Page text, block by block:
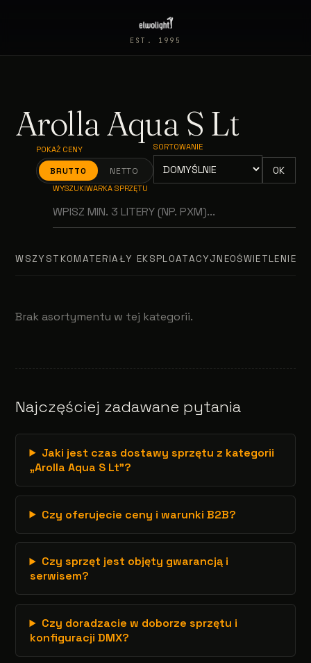
EST. 1995
Arolla Aqua S Lt
POKAŻ CENY
BRUTTO NETTO
SORTOWANIE
OK
WYSZUKIWARKA SPRZĘTU
WSZYSTKOMATERIAŁY EKSPLOATACYJNEOŚWIETLENIE
Brak asortymentu w tej kategorii.
Najczęściej zadawane pytania
Jaki jest czas dostawy sprzętu z kategorii
„Arolla Aqua S Lt”?
Czy oferujecie ceny i warunki B2B?
Czy sprzęt jest objęty gwarancją i
serwisem?
Czy doradzacie w doborze sprzętu i
konfiguracji DMX?